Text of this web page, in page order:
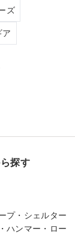
ズ
ア
探す
プ・シェルター
ハンマー・ロー